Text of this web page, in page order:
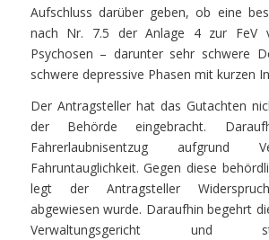
Aufschluss darüber geben, ob eine
nach Nr. 7.5 der Anlage 4 zur FeV
Psychosen – darunter sehr schwere
schwere depressive Phasen mit kurzen
Der Antragsteller hat das Gutachten
der Behörde eingebracht.
Fahrerlaubnisentzug aufgrund
Fahruntauglichkeit. Gegen diese
legt der Antragsteller
abgewiesen wurde. Daraufhin begehrt
Verwaltungsgericht und